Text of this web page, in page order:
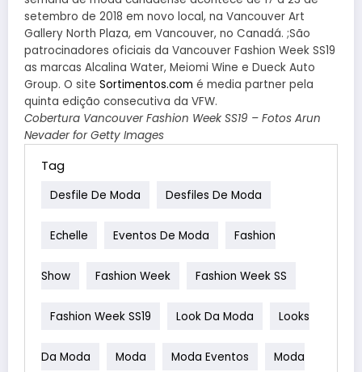
setembro de 2018 em novo local, na Vancouver Art
Gallery North Plaza, em Vancouver, no Canadá. ;São
patrocinadores oficiais da Vancouver Fashion Week SS19
as marcas Alcalina Water, Meiomi Wine e Dueck Auto
Group. O site Sortimentos.com é media partner pela
quinta edição consecutiva da VFW.
Cobertura Vancouver Fashion Week SS19 – Fotos Arun
Nevader for Getty Images
Tag
Desfile De Moda Desfiles De Moda
Echelle Eventos De Moda Fashion
Show Fashion Week Fashion Week SS
Fashion Week SS19 Look Da Moda Looks
Da Moda Moda Moda Eventos Moda